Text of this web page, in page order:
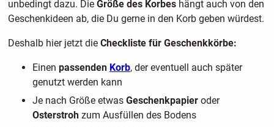
unbedingt dazu. Die Größe des Korbeshängt auch von den
Geschenkideen ab, die Du gerne in den Korb geben würdest.
Deshalb hier jetzt die Checkliste für Geschenkkörbe:
Einen passenden Korb, der eventuell auch später
genutzt werden kann
Je nach Größe etwas Geschenkpapier oder
Osterstroh zum Ausfüllen des Bodens